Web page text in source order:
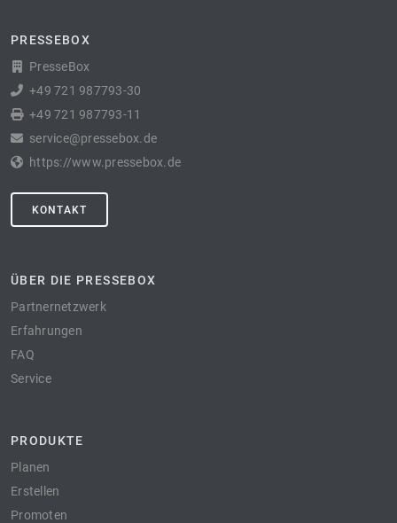
PRESSEBOX
PresseBox
+49 721 987793-30
+49 721 987793-11
service@pressebox.de
https://www.pressebox.de
KONTAKT
ÜBER DIE PRESSEBOX
Partnernetzwerk
Erfahrungen
FAQ
Service
PRODUKTE
Planen
Erstellen
Promoten